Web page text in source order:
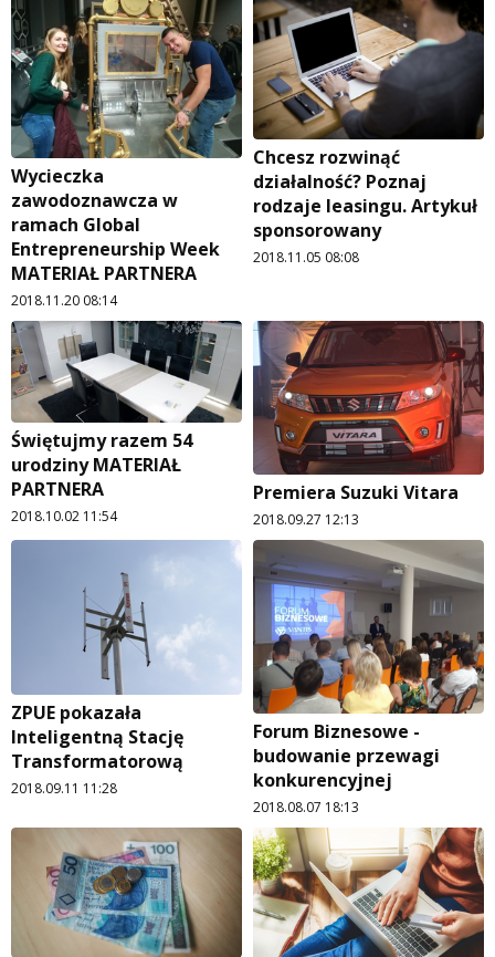
Wycieczka
zawodoznawcza w
ramach Global
Entrepreneurship Week
MATERIAŁ PARTNERA
2018.11.20 08:14
Chcesz rozwinąć
działalność? Poznaj
rodzaje leasingu. Artykuł
sponsorowany
2018.11.05 08:08
Świętujmy razem 54
urodziny MATERIAŁ
PARTNERA
2018.10.02 11:54
Premiera Suzuki Vitara
2018.09.27 12:13
ZPUE pokazała
Inteligentną Stację
Transformatorową
2018.09.11 11:28
Forum Biznesowe -
budowanie przewagi
konkurencyjnej
2018.08.07 18:13